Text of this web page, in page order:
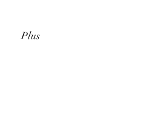
Plus